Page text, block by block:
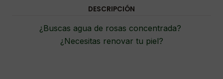
DESCRIPCIÓN
¿Buscas agua de rosas concentrada?
¿Necesitas renovar tu piel?